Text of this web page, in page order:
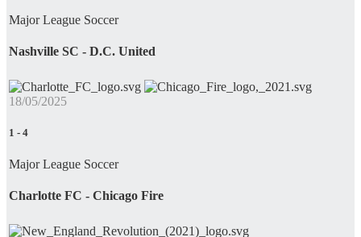
Major League Soccer
Nashville SC - D.C. United
18/05/2025
1 - 4
Major League Soccer
Charlotte FC - Chicago Fire